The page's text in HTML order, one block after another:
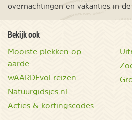
overnachtingen en vakanties in
Bekijk ook
Mooiste plekken op
aarde
wAARDEvol reizen
Natuurgidsjes.nl
Acties & kortingscodes